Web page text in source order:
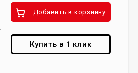
Добавить в корзиину
Купить в 1 клик